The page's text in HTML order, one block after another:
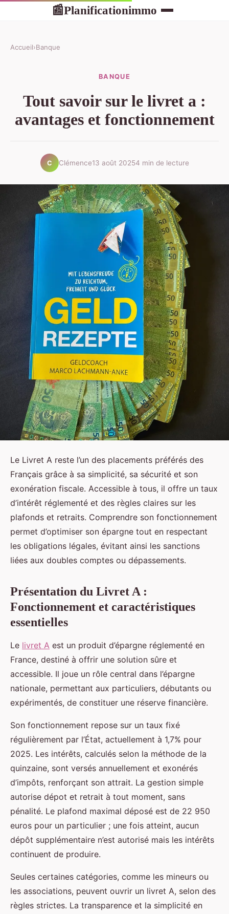
📰Planificationimmo
Accueil›Banque
BANQUE
Tout savoir sur le livret a :
avantages et fonctionnement
C Clémence13 août 20254 min de lecture
Le Livret A reste l’un des placements préférés des
Français grâce à sa simplicité, sa sécurité et son
exonération fiscale. Accessible à tous, il offre un taux
d’intérêt réglementé et des règles claires sur les
plafonds et retraits. Comprendre son fonctionnement
permet d’optimiser son épargne tout en respectant
les obligations légales, évitant ainsi les sanctions
liées aux doubles comptes ou dépassements.
Présentation du Livret A :
Fonctionnement et caractéristiques
essentielles
Le livret A est un produit d’épargne réglementé en
France, destiné à offrir une solution sûre et
accessible. Il joue un rôle central dans l’épargne
nationale, permettant aux particuliers, débutants ou
expérimentés, de constituer une réserve financière.
Son fonctionnement repose sur un taux fixé
régulièrement par l’État, actuellement à 1,7% pour
2025. Les intérêts, calculés selon la méthode de la
quinzaine, sont versés annuellement et exonérés
d’impôts, renforçant son attrait. La gestion simple
autorise dépot et retrait à tout moment, sans
pénalité. Le plafond maximal déposé est de 22 950
euros pour un particulier ; une fois atteint, aucun
dépôt supplémentaire n’est autorisé mais les intérêts
continuent de produire.
Seules certaines catégories, comme les mineurs ou
les associations, peuvent ouvrir un livret A, selon des
règles strictes. La transparence et la simplicité en